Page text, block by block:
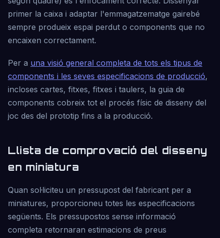
primer la caixa i adaptar l'emmagatzematge gairebé
sempre produeix espai perdut o components que no
encaixen correctament.
Per a una visió general completa de tots els tipus de
components i les seves especificacions de producció,
incloses cartes, fitxes, fitxes i taulers, la guia de
components cobreix tot el procés físic de disseny del
joc des del prototip fins a la producció.
Llista de comprovació del disseny
en miniatura
Quan sol·liciteu un pressupost del fabricant per a
miniatures, proporcioneu totes les especificacions
següents. Els pressupostos sense informació
completa retornaran estimacions de preus